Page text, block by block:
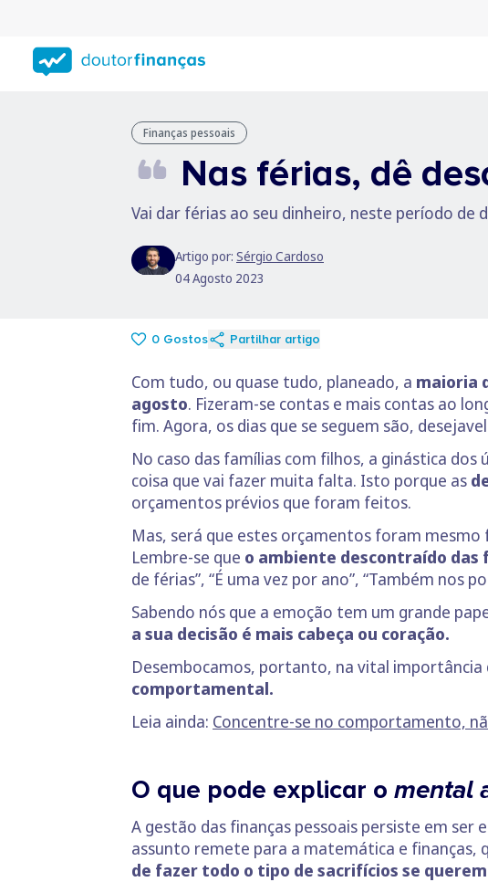
conteúdo
principal
Finanças pessoais
Nas férias, dê
Vai dar férias ao seu dinheiro, neste período de
Artigo por: Sérgio Cardoso
04 Agosto 2023
0 Gostos Partilhar artigo
Com tudo, ou quase tudo, planeado, a maioria
agosto. Fizeram-se contas e mais contas ao
fim. Agora, os dias que se seguem são,
No caso das famílias com filhos, a ginástica
coisa que vai fazer muita falta. Isto porque as
orçamentos prévios que foram feitos.
Mas, será que estes orçamentos foram
Lembre-se que o ambiente descontraído das
de férias”, “É uma vez por ano”, “Também nos
Sabendo nós que a emoção tem um grande
a sua decisão é mais cabeça ou coração.
Desembocamos, portanto, na vital importância
comportamental.
Leia ainda: Concentre-se no comportamento,
O que pode explicar o mental
A gestão das finanças pessoais persiste em ser
assunto remete para a matemática e finanças,
de fazer todo o tipo de sacrifícios se